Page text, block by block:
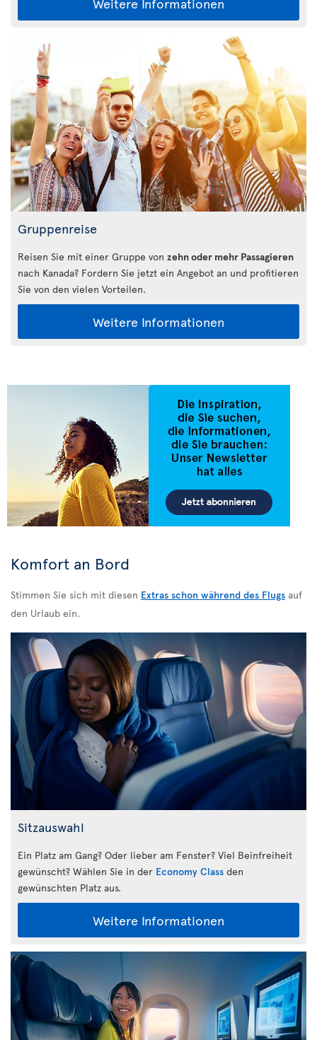
Gruppenreise
Reisen Sie mit einer Gruppe von zehn oder mehr Passagieren
nach Kanada? Fordern Sie jetzt ein Angebot an und profitieren
Sie von den vielen Vorteilen.
Weitere Informationen
Komfort an Bord
Stimmen Sie sich mit diesen Extras schon während des Flugs auf
den Urlaub ein.
Sitzauswahl
Ein Platz am Gang? Oder lieber am Fenster? Viel Beinfreiheit
gewünscht? Wählen Sie in der Economy Class den
gewünschten Platz aus.
Weitere Informationen